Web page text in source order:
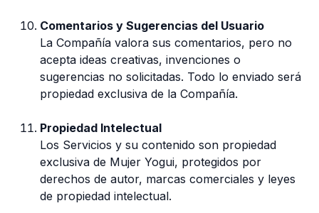
Comentarios y Sugerencias del Usuario
La Compañía valora sus comentarios, pero no
acepta ideas creativas, invenciones o
sugerencias no solicitadas. Todo lo enviado será
propiedad exclusiva de la Compañía.
Propiedad Intelectual
Los Servicios y su contenido son propiedad
exclusiva de Mujer Yogui, protegidos por
derechos de autor, marcas comerciales y leyes
de propiedad intelectual.